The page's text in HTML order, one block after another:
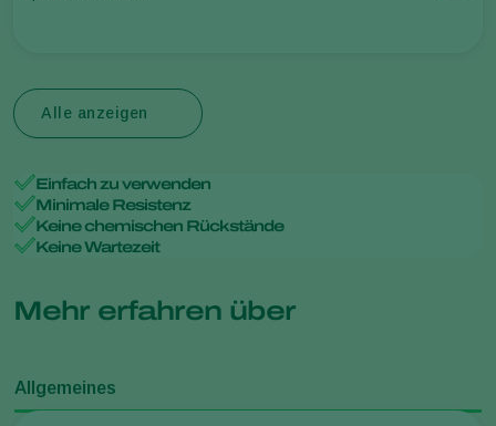
Alle anzeigen
Einfach zu verwenden
Minimale Resistenz
Keine chemischen Rückstände
Keine Wartezeit
Mehr erfahren über
Allgemeines